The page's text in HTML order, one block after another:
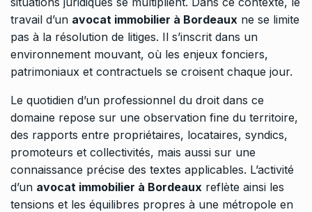
travail d’un avocat immobilier à Bordeaux ne se limite
pas à la résolution de litiges. Il s’inscrit dans un
environnement mouvant, où les enjeux fonciers,
patrimoniaux et contractuels se croisent chaque jour.
Le quotidien d’un professionnel du droit dans ce
domaine repose sur une observation fine du territoire,
des rapports entre propriétaires, locataires, syndics,
promoteurs et collectivités, mais aussi sur une
connaissance précise des textes applicables. L’activité
d’un avocat immobilier à Bordeaux reflète ainsi les
tensions et les équilibres propres à une métropole en